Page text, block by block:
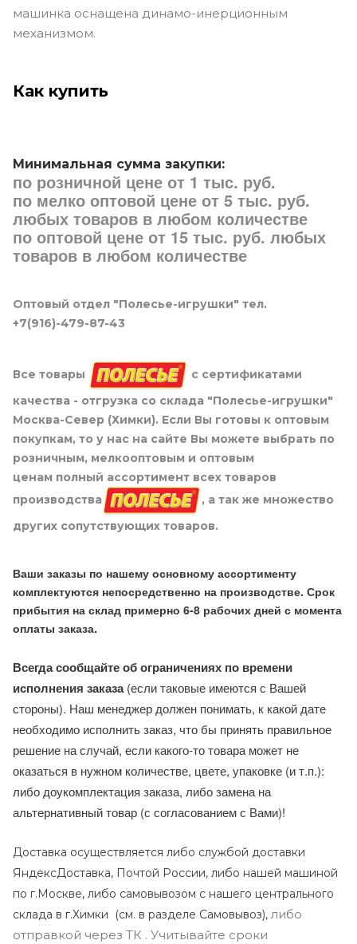
машинка оснащена динамо-инерционным
механизмом.
Как купить
Минимальная сумма закупки:
по розничной цене от 1 тыс. руб.
по мелко оптовой цене от 5 тыс. руб.
любых товаров в любом количестве
по оптовой цене от 15 тыс. руб. любых
товаров в любом количестве
Оптовый отдел "Полесье-игрушки" тел.
+7(916)-479-87-43
Все товары
с сертификатами
качества - отгрузка со склада "Полесье-игрушки"
Москва-Север (Химки). Если Вы готовы к оптовым
покупкам, то у нас на сайте Вы можете выбрать по
розничным, мелкооптовым и оптовым
ценам полный ассортимент всех товаров
производства
, а так же множество
других сопутствующих товаров.
Ваши заказы по нашему основному ассортименту
комплектуются непосредственно на производстве. Срок
прибытия на склад примерно 6-8 рабочих дней с момента
оплаты заказа.
Всегда сообщайте об ограничениях по времени
исполнения заказа(если таковые имеются с Вашей
стороны). Наш менеджер должен понимать, к какой дате
необходимо исполнить заказ, что бы принять правильное
решение на случай, если какого-то товара может не
оказаться в нужном количестве, цвете, упаковке (и т.п.):
либо доукомплектация заказа, либо замена на
альтернативный товар (с согласованием с Вами)!
Доставка осуществляется либо службой доставки
ЯндексДоставка, Почтой России, либо нашей машиной
по г.Москве, либо самовывозом с нашего центрального
склада в г.Химки (см. в разделе Самовывоз), либо
отправкой через ТК . Учитывайте сроки